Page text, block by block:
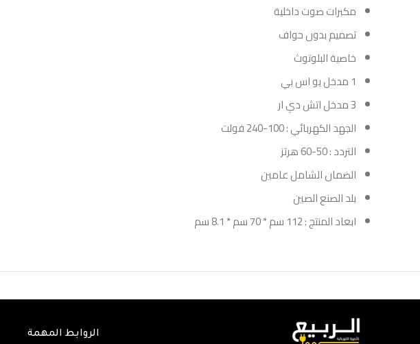
مكبرات صوت داخلية
تصميم بدون حواف
خاصية البلوتوث
1 مدخل يو اس بي
3 مدخل اتش دي ار
الجهد الكهربائي : 100-240 فولت
التردد : 50-60 هرتز
الضمان الشامل عامين
بلد الصنع الصين
ابعاد المنتج : 112 سم * 70 سم * 8.1 سم
الروابط المهمة